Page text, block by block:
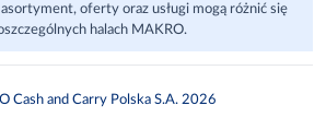
oferty oraz usługi mogą różnić się
halach MAKRO.
Cash and Carry Polska S.A. 2026